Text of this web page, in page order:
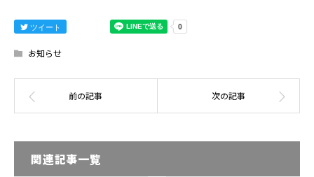
ツイート
お知らせ
関連記事一覧